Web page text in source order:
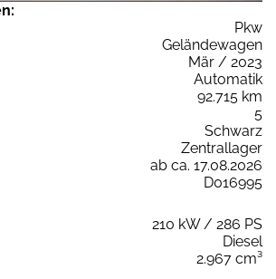
Pkw
Geländewagen
Mär / 2023
Automatik
92.715 km
5
Schwarz
Zentrallager
ab ca. 17.08.2026
D016995
210 kW / 286 PS
Diesel
2.967 cm³